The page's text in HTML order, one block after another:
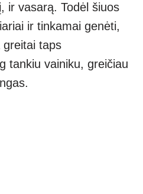
ir vasarą. Todėl šiuos
ir tinkamai genėti,
greitai taps
tankiu vainiku, greičiau